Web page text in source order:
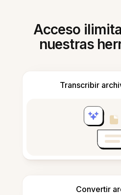
Acceso
nuestras
Transcribir
Convertir